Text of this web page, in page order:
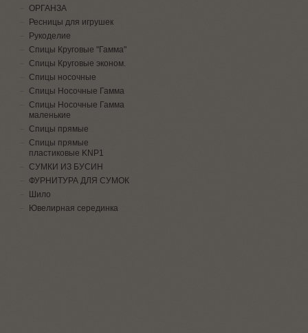
ОРГАНЗА
Ресницы для игрушек
Рукоделие
Спицы Круговые "Гамма"
Спицы Круговые эконом.
Спицы носочные
Спицы Носочные Гамма
Спицы Носочные Гамма
маленькие
Спицы прямые
Спицы прямые
пластиковые KNP1
СУМКИ ИЗ БУСИН
ФУРНИТУРА ДЛЯ СУМОК
Шило
Ювелирная серединка